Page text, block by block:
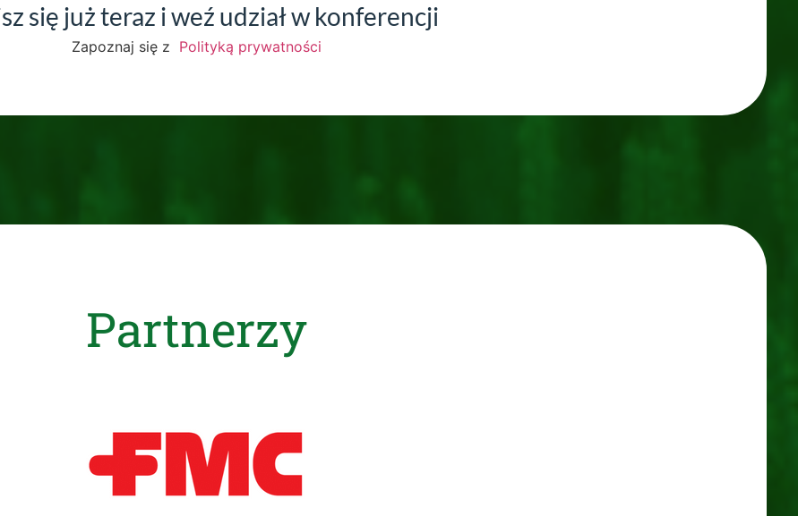
się już teraz i weź udział w konferencji
Zapoznaj się z Polityką prywatności
Partnerzy